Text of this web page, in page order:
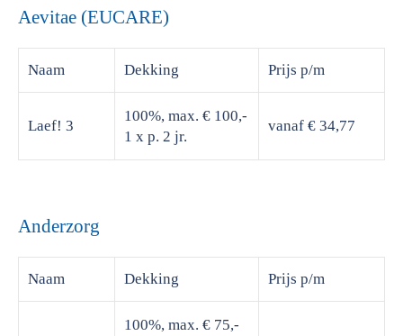
Aevitae (EUCARE)
Naam Dekking Prijs p/m
Laef! 3
100%, max. € 100,-
1 x p. 2 jr.
vanaf € 34,77
Anderzorg
Naam Dekking Prijs p/m
100%, max. € 75,-